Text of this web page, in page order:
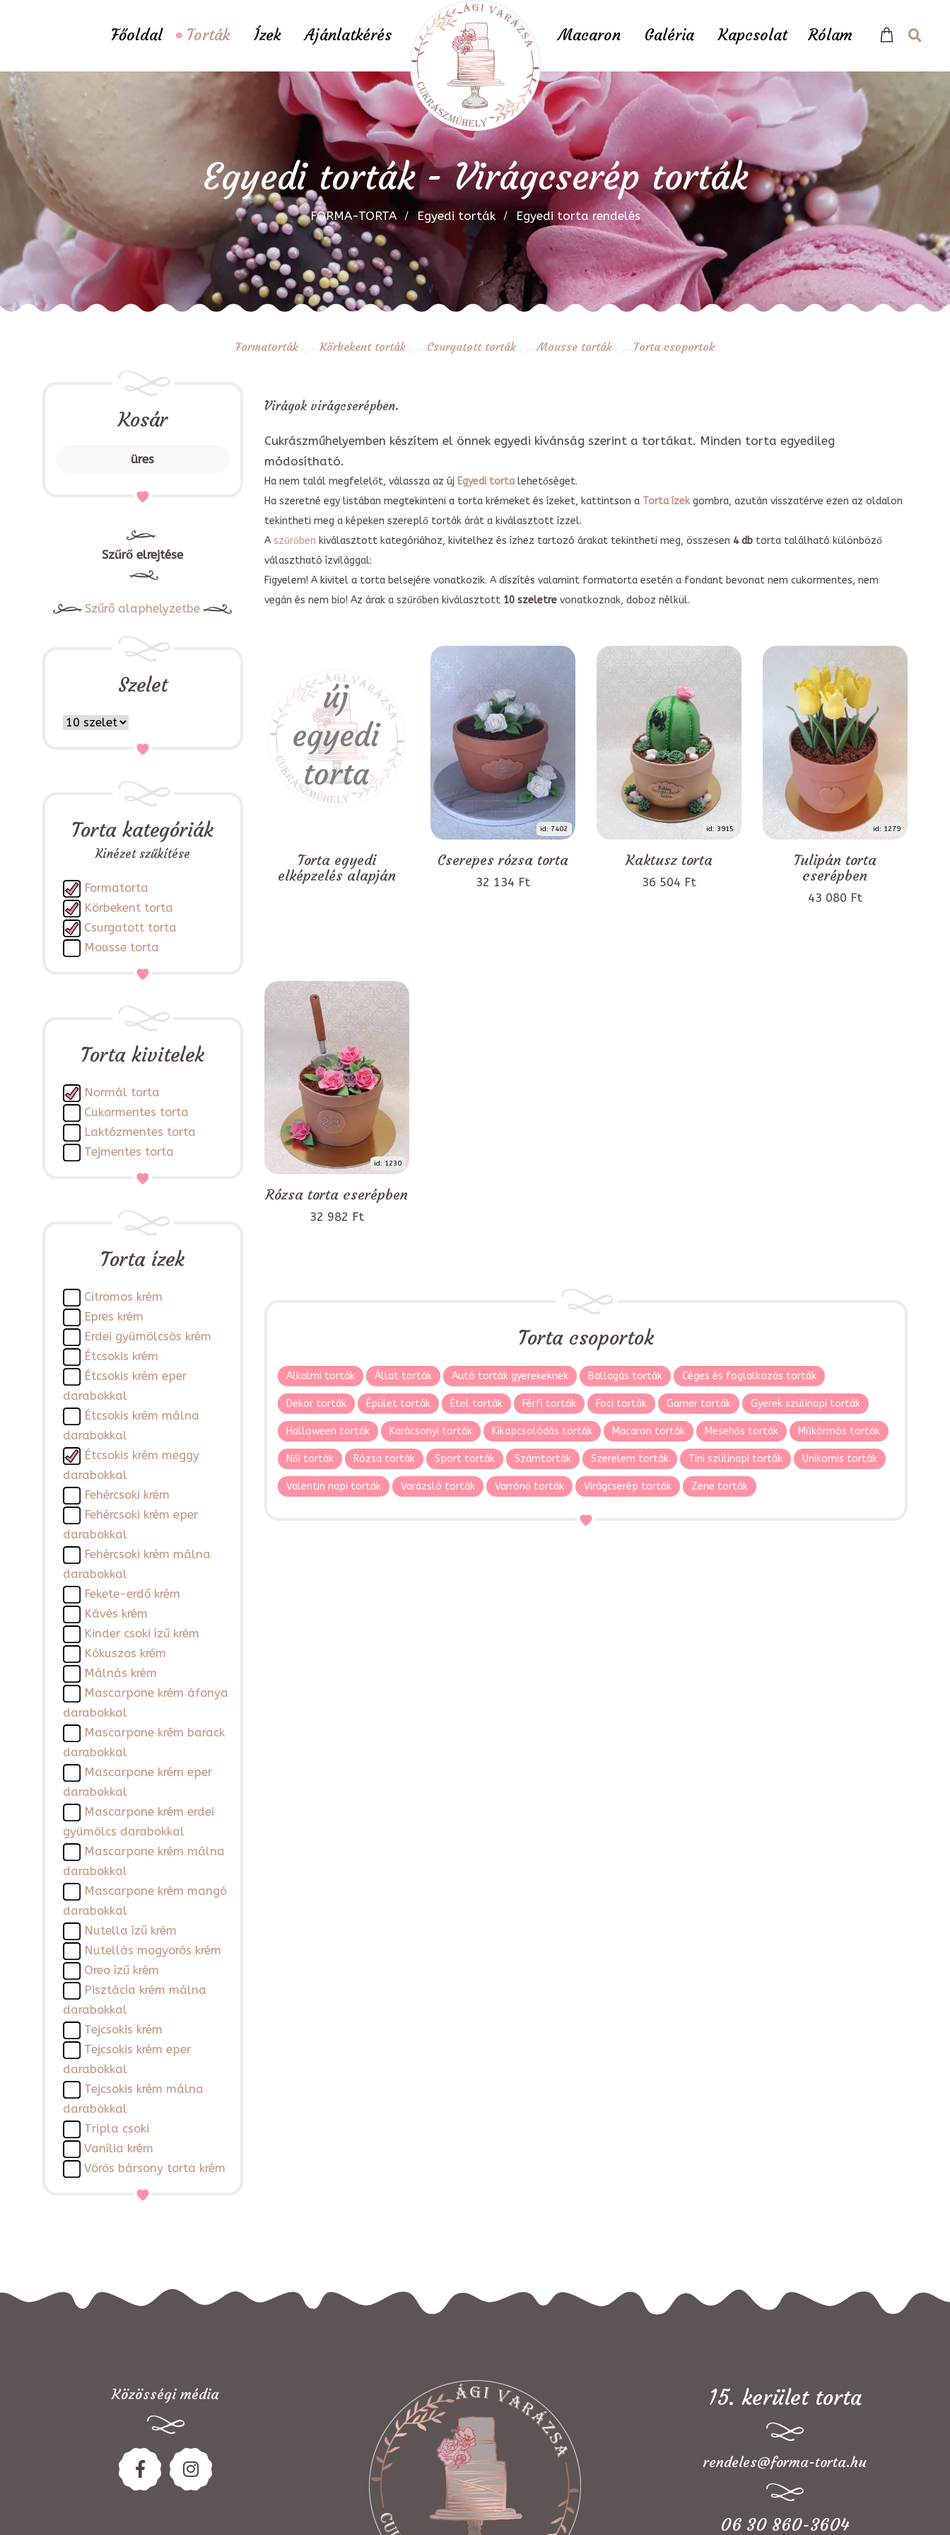
Főoldal Torták Ízek Ajánlatkérés Macaron Galéria Kapcsolat Rólam
Egyedi torták - Virágcserép torták
FORMA-TORTA Egyedi torták Egyedi torta rendelés
Formatorták Körbekent torták Csurgatott torták Mousse torták Torta csoportok
Kosár
üres
Szűrő elrejtése
Szűrő alaphelyzetbe
Szelet
Torta kategóriák
Kinézet szűkítése
Formatorta
Körbekent torta
Csurgatott torta
Mousse torta
Torta kivitelek
Normál torta
Cukormentes torta
Laktózmentes torta
Tejmentes torta
Torta ízek
Citromos krém
Epres krém
Erdei gyümölcsös krém
Étcsokis krém
Étcsokis krém eper
darabokkal
Étcsokis krém málna
darabokkal
Étcsokis krém meggy
darabokkal
Fehércsoki krém
Fehércsoki krém eper
darabokkal
Fehércsoki krém málna
darabokkal
Fekete-erdő krém
Kávés krém
Kinder csoki ízű krém
Kókuszos krém
Málnás krém
Mascarpone krém áfonya
darabokkal
Mascarpone krém barack
darabokkal
Mascarpone krém eper
darabokkal
Mascarpone krém erdei
gyümölcs darabokkal
Mascarpone krém málna
darabokkal
Mascarpone krém mangó
darabokkal
Nutella ízű krém
Nutellás mogyorós krém
Oreo ízű krém
Pisztácia krém málna
darabokkal
Tejcsokis krém
Tejcsokis krém eper
darabokkal
Tejcsokis krém málna
darabokkal
Tripla csoki
Vanília krém
Vörös bársony torta krém
Virágok virágcserépben.
Cukrászműhelyemben készítem el önnek egyedi kívánság szerint a tortákat. Minden torta egyedileg
módosítható.
Ha nem talál megfelelőt, válassza az új Egyedi tortalehetőséget.
Ha szeretné egy listában megtekinteni a torta krémeket és ízeket, kattintson a Torta ízekgombra, azután visszatérve ezen az oldalon
tekintheti meg a képeken szereplő torták árát a kiválasztott ízzel.
A szűrőben kiválasztott kategóriához, kivitelhez és ízhez tartozó árakat tekintheti meg, összesen 4 dbtorta található különböző
választható ízvilággal:
Figyelem! A kivitel a torta belsejére vonatkozik. A díszítés valamint formatorta esetén a fondant bevonat nem cukormentes, nem
vegán és nem bio! Az árak a szűrőben kiválasztott 10 szeletrevonatkoznak, doboz nélkül.
Torta egyedi
elképzelés alapján
id: 7402
Cserepes rózsa torta
32 134 Ft
id: 3915
Kaktusz torta
36 504 Ft
id: 1279
Tulipán torta
cserépben
43 080 Ft
id: 1230
Rózsa torta cserépben
32 982 Ft
Torta csoportok
Alkalmi torták Állat torták Autó torták gyerekeknek Ballagás torták Céges és foglalkozás torták
Dekor torták Épület torták Étel torták Férfi torták Foci torták Gamer torták Gyerek szülinapi torták
Halloween torták Karácsonyi torták Kikapcsolódás torták Macaron torták Mesehős torták Műkörmös torták
Női torták Rózsa torták Sport torták Számtorták Szerelem torták Tini szülinapi torták Unikornis torták
Valentin napi torták Varázsló torták Varrónő torták Virágcserép torták Zene torták
Közösségi média 15. kerület torta
rendeles@forma-torta.hu
06 30 860-3604